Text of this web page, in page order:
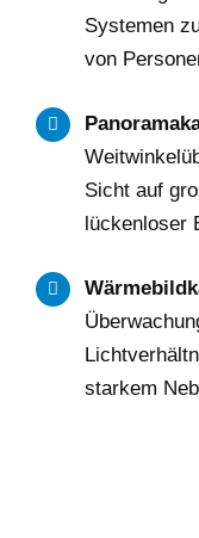
Systemen
von
Sicht auf
lückenloser
starkem